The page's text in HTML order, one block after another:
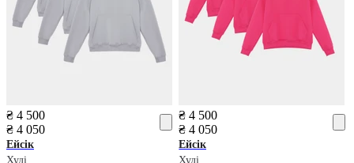
₴ 4 500
₴ 4 050
Ейсік
Худі
₴ 4 500
₴ 4 050
Ейсік
Худі